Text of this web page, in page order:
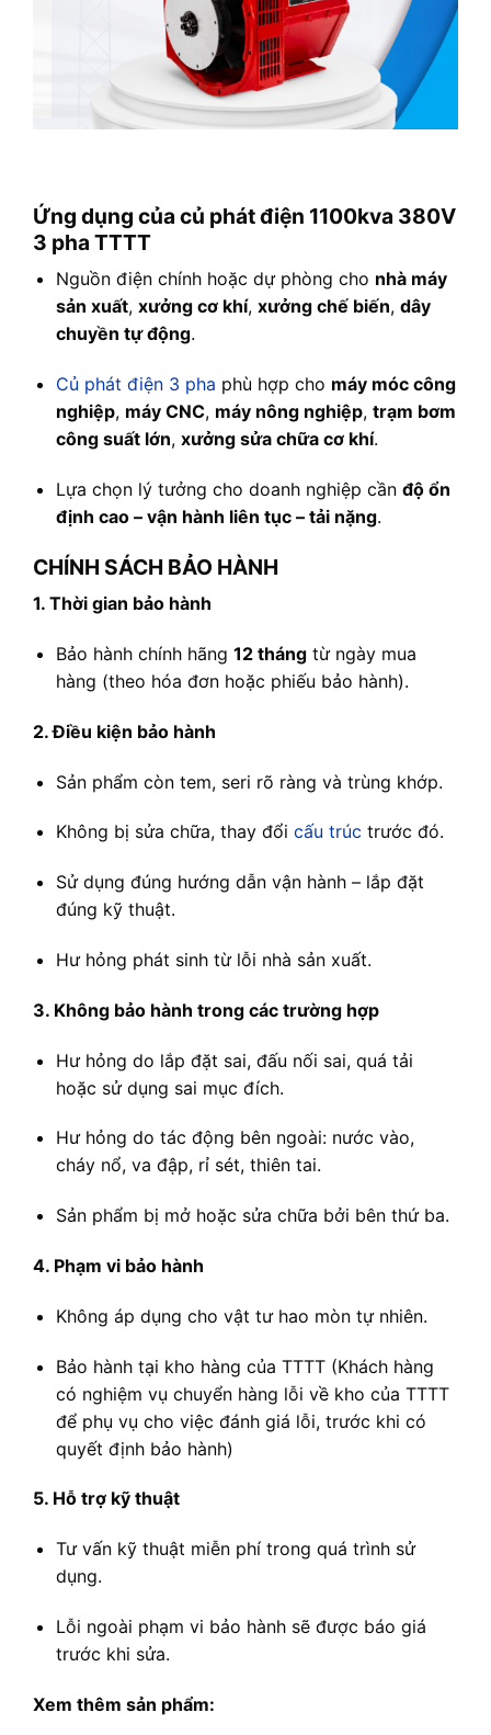
Ứng dụng của củ phát điện 1100kva 380V
3 pha TTTT
Nguồn điện chính hoặc dự phòng cho nhà máy
sản xuất, xưởng cơ khí, xưởng chế biến, dây
chuyền tự động.
Củ phát điện 3 pha phù hợp cho máy móc công
nghiệp, máy CNC, máy nông nghiệp, trạm bơm
công suất lớn, xưởng sửa chữa cơ khí.
Lựa chọn lý tưởng cho doanh nghiệp cần độ ổn
định cao – vận hành liên tục – tải nặng.
CHÍNH SÁCH BẢO HÀNH
1. Thời gian bảo hành
Bảo hành chính hãng 12 thángtừ ngày mua
hàng (theo hóa đơn hoặc phiếu bảo hành).
2. Điều kiện bảo hành
Sản phẩm còn tem, seri rõ ràng và trùng khớp.
Không bị sửa chữa, thay đổi cấu trúc trước đó.
Sử dụng đúng hướng dẫn vận hành – lắp đặt
đúng kỹ thuật.
Hư hỏng phát sinh từ lỗi nhà sản xuất.
3. Không bảo hành trong các trường hợp
Hư hỏng do lắp đặt sai, đấu nối sai, quá tải
hoặc sử dụng sai mục đích.
Hư hỏng do tác động bên ngoài: nước vào,
cháy nổ, va đập, rỉ sét, thiên tai.
Sản phẩm bị mở hoặc sửa chữa bởi bên thứ ba.
4. Phạm vi bảo hành
Không áp dụng cho vật tư hao mòn tự nhiên.
Bảo hành tại kho hàng của TTTT (Khách hàng
có nghiệm vụ chuyển hàng lỗi về kho của TTTT
để phụ vụ cho việc đánh giá lỗi, trước khi có
quyết định bảo hành)
5. Hỗ trợ kỹ thuật
Tư vấn kỹ thuật miễn phí trong quá trình sử
dụng.
Lỗi ngoài phạm vi bảo hành sẽ được báo giá
trước khi sửa.
Xem thêm sản phẩm: